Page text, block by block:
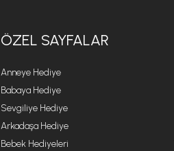
ÖZEL SAYFALAR
Anneye Hediye
Babaya Hediye
Sevgiliye Hediye
Arkadaşa Hediye
Bebek Hediyeleri